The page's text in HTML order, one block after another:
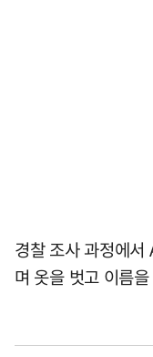
경찰 조사 과정에
며 옷을 벗고 이름